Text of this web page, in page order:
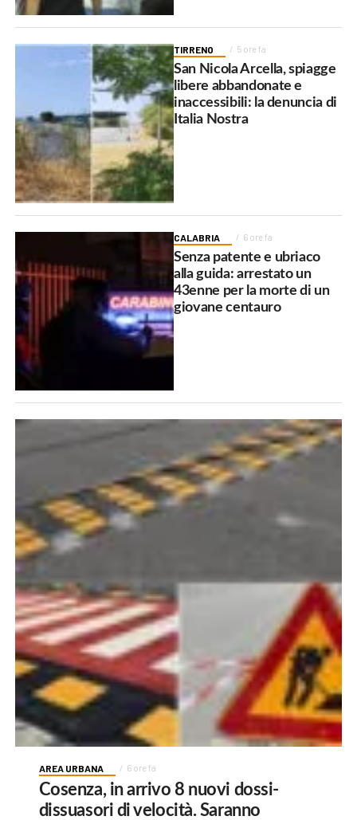
TIRRENO 5 ore fa
San Nicola Arcella, spiagge
libere abbandonate e
inaccessibili: la denuncia di
Italia Nostra
CALABRIA 6 ore fa
Senza patente e ubriaco
alla guida: arrestato un
43enne per la morte di un
giovane centauro
AREA URBANA 6 ore fa
Cosenza, in arrivo 8 nuovi dossi-
dissuasori di velocità. Saranno